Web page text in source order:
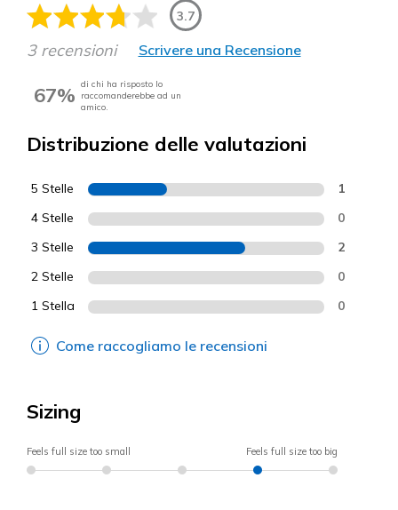
3.7
3 recensioni Scrivere una Recensione
67% di chi ha risposto lo
raccomanderebbe ad un
amico.
Distribuzione delle valutazioni
5 Stelle 1
4 Stelle 0
3 Stelle 2
2 Stelle 0
1 Stella 0
Come raccogliamo le recensioni
Sizing
Feels full size too small Feels full size too big